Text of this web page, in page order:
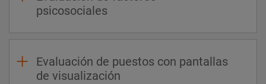
psicosociales
Evaluación de puestos con pantallas
de visualización